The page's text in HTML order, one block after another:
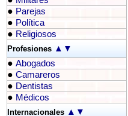
● Parejas
● Política
● Religiosos
Profesiones ▲ ▼
● Abogados
● Camareros
● Dentistas
● Médicos
Internacionales ▲ ▼